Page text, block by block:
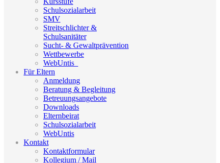
Schulsozialarbeit
SMV
Streitschlichter &
Schulsanitäter
Sucht- & Gewaltprävention
Wettbewerbe
WebUntis_
Für Eltern
Anmeldung
Beratung & Begleitung
Betreuungsangebote
Downloads
Elternbeirat
Schulsozialarbeit
WebUntis
Kontakt
Kontaktformular
Kollegium / Mail